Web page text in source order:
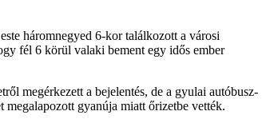
háromnegyed 6-kor találkozott a városi
fél 6 körül valaki bement egy idős ember
megérkezett a bejelentés, de a gyulai autóbusz-
gyanúja miatt őrizetbe vették.